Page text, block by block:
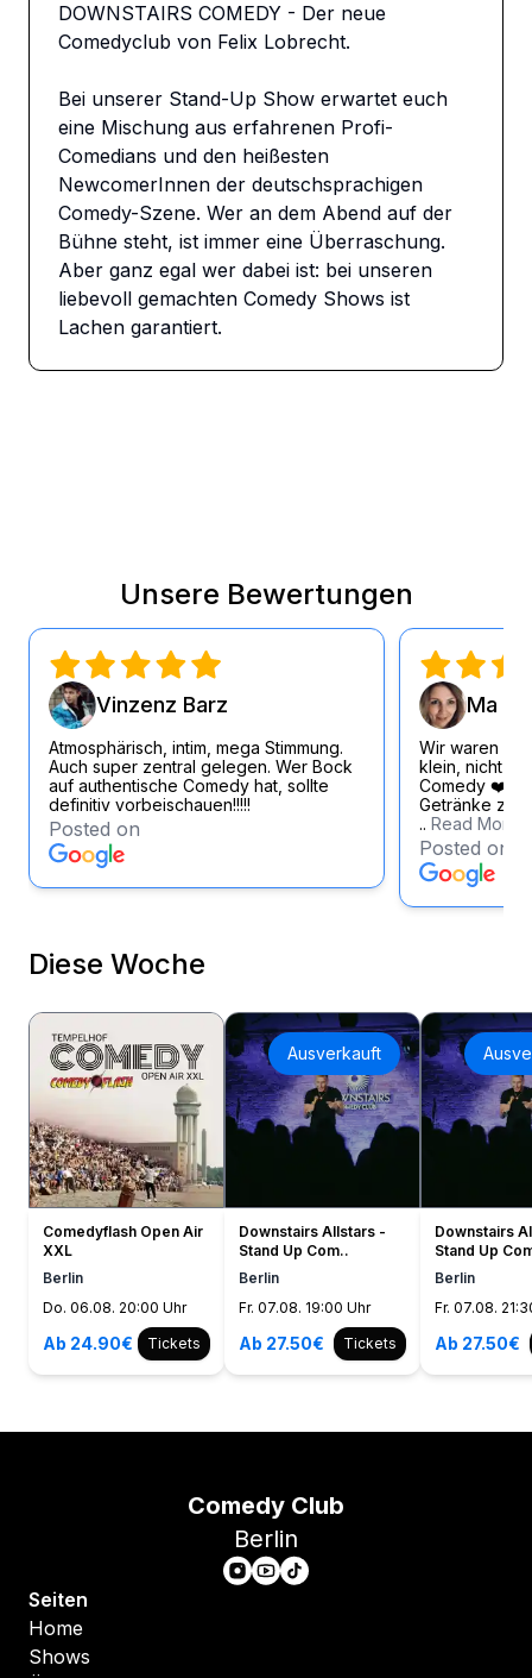
DOWNSTAIRS COMEDY - Der neue
Comedyclub von Felix Lobrecht.
Bei unserer Stand-Up Show erwartet euch
eine Mischung aus erfahrenen Profi-
Comedians und den heißesten
NewcomerInnen der deutschsprachigen
Comedy-Szene. Wer an dem Abend auf der
Bühne steht, ist immer eine Überraschung.
Aber ganz egal wer dabei ist: bei unseren
liebevoll gemachten Comedy Shows ist
Lachen garantiert.
Unsere Bewertungen
Vinzenz Barz
Atmosphärisch, intim, mega Stimmung.
Auch super zentral gelegen. Wer Bock
auf authentische Comedy hat, sollte
definitiv vorbeischauen!!!!!
Posted on
Ma Si
Wir waren
klein, nicht zu
Comedy ❤️
Getränke
.. Read More
Posted on
Diese Woche
Comedyflash Open Air
XXL
Berlin
Do. 06.08. 20:00 Uhr
Ab 24.90€ Tickets
Ausverkauft
Downstairs Allstars -
Stand Up Com..
Berlin
Fr. 07.08. 19:00 Uhr
Ab 27.50€ Tickets
Downstairs
Stand Up
Berlin
Fr. 07.08.
Ab 27.50€
Comedy Club
Berlin
Seiten
Home
Shows